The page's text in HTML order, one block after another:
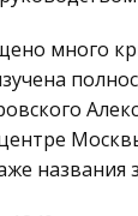
много
названия